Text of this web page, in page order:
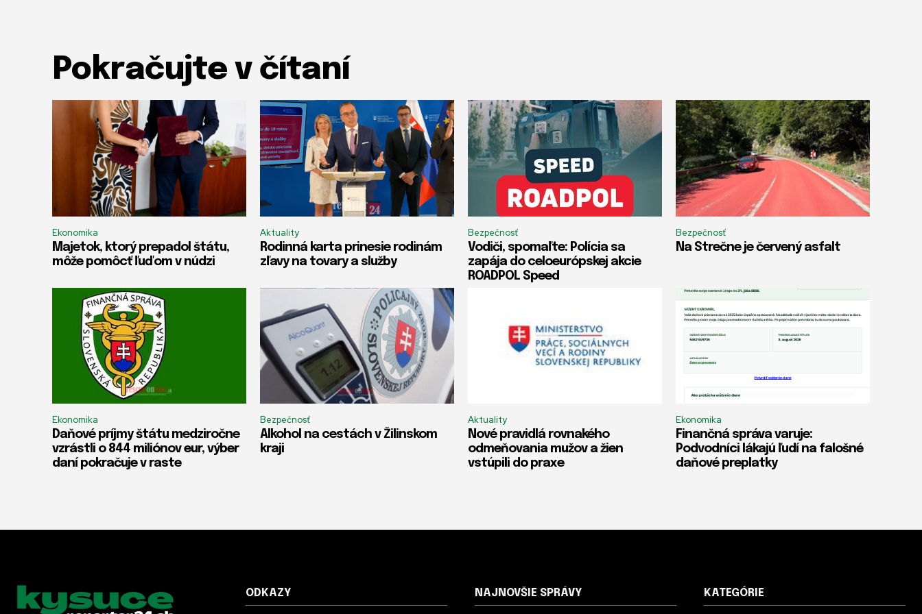
Pokračujte v čítaní
Ekonomika
Majetok, ktorý prepadol štátu,
môže pomôcť ľuďom v núdzi
Aktuality
Rodinná karta prinesie rodinám
zľavy na tovary a služby
Bezpečnosť
Vodiči, spomaľte: Polícia sa
zapája do celoeurópskej akcie
ROADPOL Speed
Bezpečnosť
Na Strečne je červený asfalt
Ekonomika
Daňové príjmy štátu medziročne
vzrástli o 844 miliónov eur, výber
daní pokračuje v raste
Bezpečnosť
Alkohol na cestách v Žilinskom
kraji
Aktuality
Nové pravidlá rovnakého
odmeňovania mužov a žien
vstúpili do praxe
Ekonomika
Finančná správa varuje:
Podvodníci lákajú ľudí na falošné
daňové preplatky
ODKAZY NAJNOVŠIE SPRÁVY KATEGÓRIE